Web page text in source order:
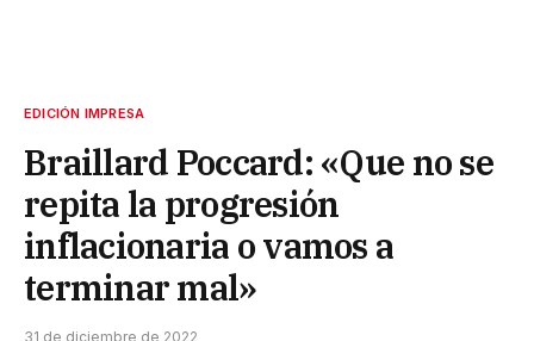
EDICIÓN IMPRESA
Braillard Poccard: «Que no se
repita la progresión
inflacionaria o vamos a
terminar mal»
31 de diciembre de 2022